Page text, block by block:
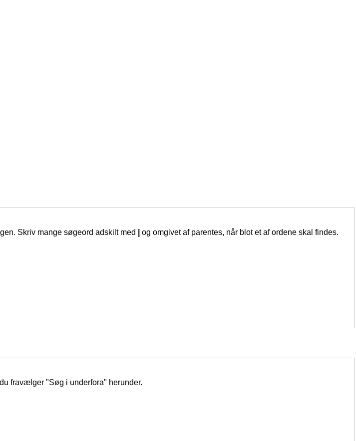
Skriv mange søgeord adskilt med
og omgivet af parentes, når blot et af ordene skal findes.
fravælger "Søg i underfora" herunder.